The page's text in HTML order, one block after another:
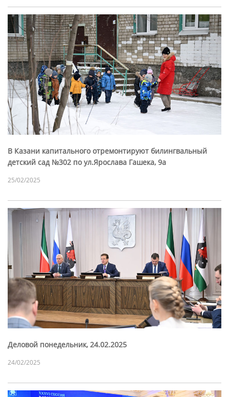
В Казани капитального отремонтируют билингвальный
детский сад №302 по ул.Ярослава Гашека, 9а
25/02/2025
Деловой понедельник, 24.02.2025
24/02/2025